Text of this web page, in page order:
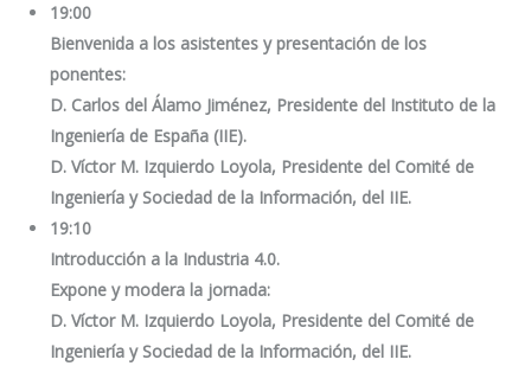
19:00
Bienvenida a los asistentes y presentación de los
ponentes:
D. Carlos del Álamo Jiménez, Presidente del Instituto de la
Ingeniería de España (IIE).
D. Víctor M. Izquierdo Loyola, Presidente del Comité de
Ingeniería y Sociedad de la Información, del IIE.
19:10
Introducción a la Industria 4.0.
Expone y modera la jornada:
D. Víctor M. Izquierdo Loyola, Presidente del Comité de
Ingeniería y Sociedad de la Información, del IIE.